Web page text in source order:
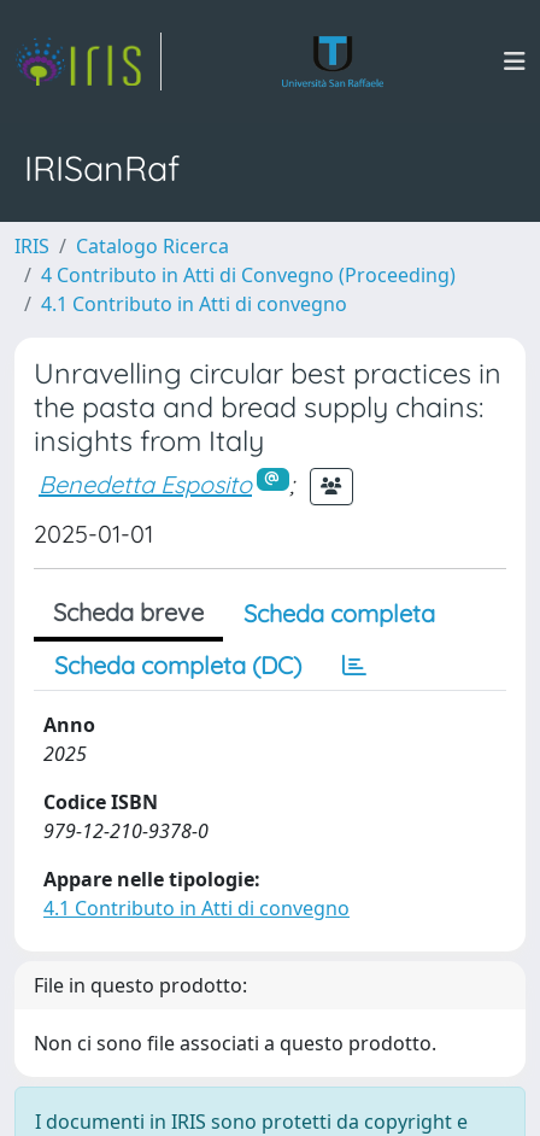
IRISanRaf
IRIS
Catalogo Ricerca
4 Contributo in Atti di Convegno (Proceeding)
4.1 Contributo in Atti di convegno
Unravelling circular best practices in
the pasta and bread supply chains:
insights from Italy
Benedetta Esposito
;
2025-01-01
Scheda breve
Scheda completa
Scheda completa (DC)
Anno
2025
Codice ISBN
979-12-210-9378-0
Appare nelle tipologie:
4.1 Contributo in Atti di convegno
File in questo prodotto:
Non ci sono file associati a questo prodotto.
I documenti in IRIS sono protetti da copyright e